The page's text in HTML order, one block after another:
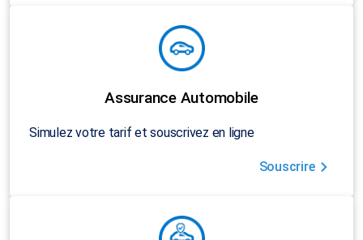
Assurance Automobile
Simulez votre tarif et souscrivez en ligne
Souscrire